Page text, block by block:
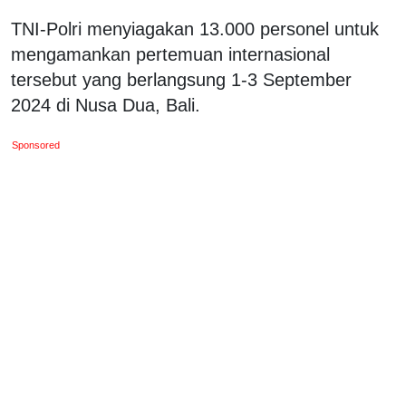
TNI-Polri menyiagakan 13.000 personel untuk
mengamankan pertemuan internasional
tersebut yang berlangsung 1-3 September
2024 di Nusa Dua, Bali.
Sponsored